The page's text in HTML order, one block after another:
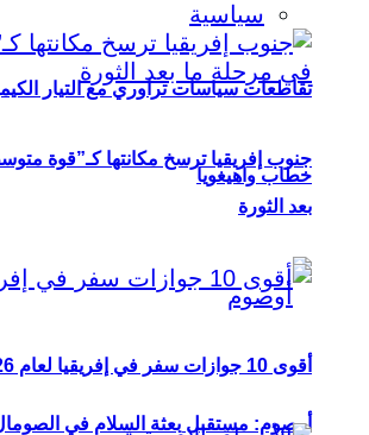
تقاطعات سياسات تراوري مع التيار
خطاب واهيغويا
أوصوم: مستقبل بعثة السلام في
سياسية
جنوب إفريقيا ترسخ مكانتها كـ”قوة
بعد الثورة
أقوى 10 جوازات سفر في إفريقيا لعام 2026